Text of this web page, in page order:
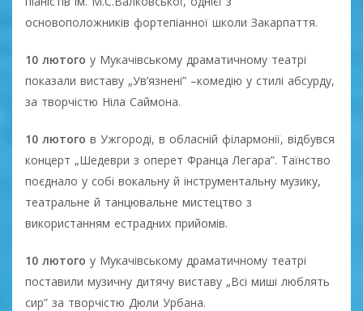
основоположників фортепіанної школи Закарпаття.
10 лютого у Мукачівському драматичному театрі
показали виставу „Ув’язнені” –комедію у стилі абсурду,
за творчістю Ніла Саймона.
10 лютого в Ужгороді, в обласній філармонії, відбувся
концерт „Шедеври з оперет Франца Легара”. Таїнство
поєднало у собі вокальну й інструментальну музику,
театральне й танцювальне мистецтво з
використанням естрадних прийомів.
10 лютого у Мукачівському драматичному театрі
поставили музичну дитячу виставу „Всі миші люблять
сир” за творчістю Дюли Урбана.